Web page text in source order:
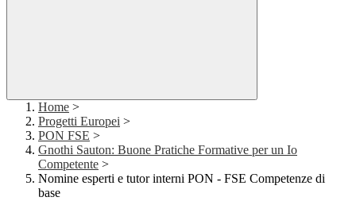
Home >
Progetti Europei >
PON FSE >
Gnothi Sauton: Buone Pratiche Formative per un Io
Competente >
Nomine esperti e tutor interni PON - FSE Competenze di
base